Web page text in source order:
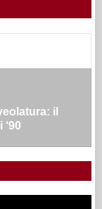
il